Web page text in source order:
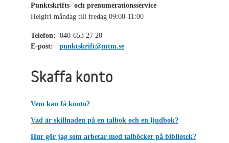
Punktskrifts- och prenumerationsservice
Helgfri måndag till fredag 09:00-11:00
Telefon: 040-653 27 20
E-post:
punktskrift@mtm.se
Skaffa konto
Vem kan få konto?
Vad är skillnaden på en talbok och en ljudbok?
Hur gör jag som arbetar med talböcker på bibliotek?